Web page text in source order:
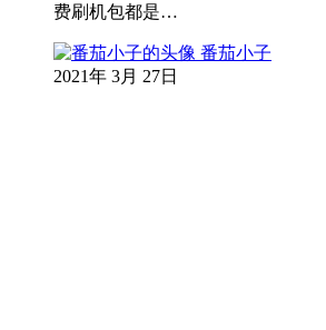
费刷机包都是…
番茄小子
2021年 3月 27日